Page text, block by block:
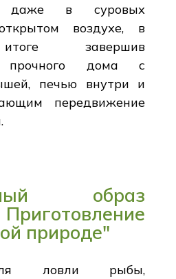
даже в суровых
воздухе, в
завершив
прочного дома с
печью внутри и
передвижение
образ
природе"
ловли рыбы,